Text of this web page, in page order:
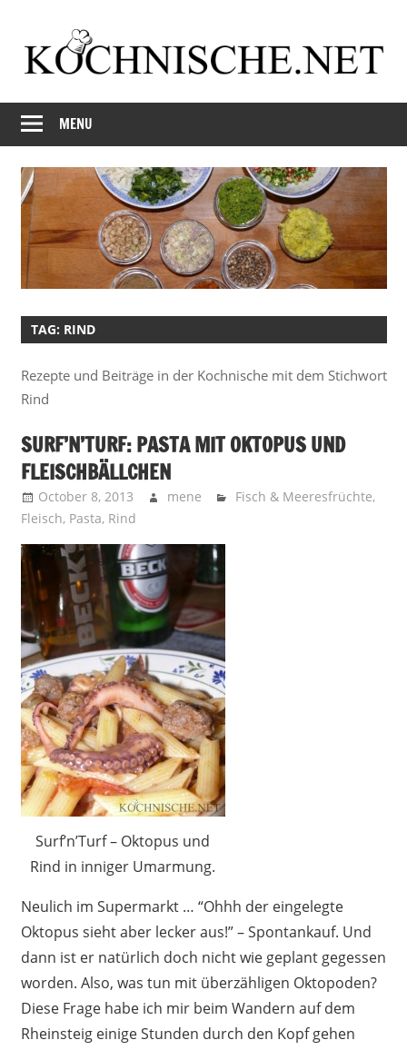
content
Kochnische.net
another
Foodblog
MENU
TAG: RIND
Rezepte und Beiträge in der Kochnische mit dem Stichwort
Rind
SURF’N’TURF: PASTA MIT OKTOPUS UND
FLEISCHBÄLLCHEN
October 8, 2013 mene Fisch & Meeresfrüchte,
Fleisch, Pasta, Rind
Surf’n’Turf – Oktopus und
Rind in inniger Umarmung.
Neulich im Supermarkt … “Ohhh der eingelegte
Oktopus sieht aber lecker aus!” – Spontankauf. Und
dann ist er natürlich doch nicht wie geplant gegessen
worden. Also, was tun mit überzähligen Oktopoden?
Diese Frage habe ich mir beim Wandern auf dem
Rheinsteig einige Stunden durch den Kopf gehen